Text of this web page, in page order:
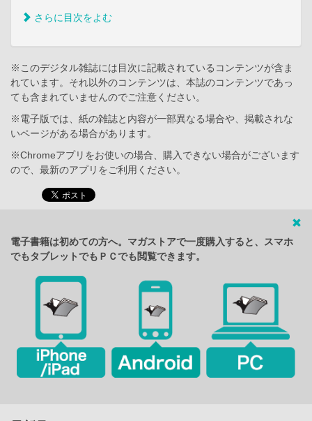
さらに目次をよむ
※このデジタル雑誌には目次に記載されているコンテンツが含ま
れています。それ以外のコンテンツは、本誌のコンテンツであっ
ても含まれていませんのでご注意ください。
※電子版では、紙の雑誌と内容が一部異なる場合や、掲載されな
いページがある場合があります。
※Chromeアプリをお使いの場合、購入できない場合がございます
ので、最新のアプリをご利用ください。
電子書籍は初めての方へ。マガストアで一度購入すると、スマホ
でもタブレットでもＰＣでも閲覧できます。